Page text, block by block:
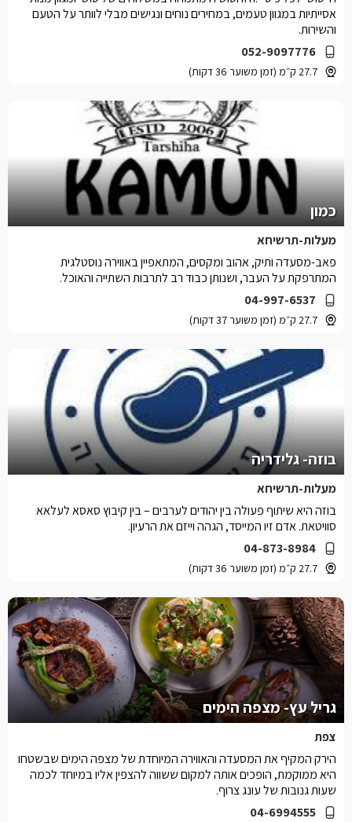
052-9097776
27.7 ק״מ (זמן משוער 36 דקות)
אסייתיות במגוון טעמים, במחירים נוחים ונגישים מבלי לוותר על הטעם
והשירות.
כמון
מעלות-תרשיחא
04-997-6537
27.7 ק״מ (זמן משוער 37 דקות)
פאב-מסעדה ותיק, אהוב ומקסים, המתאפיין באווירה נוסטלגית
המתרפקת על העבר, ושנותן כבוד רב לתרבות השתייה והאוכל.
בוזה- גלידריה
מעלות-תרשיחא
04-873-8984
27.7 ק״מ (זמן משוער 36 דקות)
בוזה היא שיתוף פעולה בין יהודים לערבים – בין קיבוץ סאסא לעלאא
סוויטאת. אדם זיו המייסד, הגהה וייזם את הרעיון.
גריל עץ- מצפה הימים
צפת
04-6994555
הירק המקיף את המסעדה והאווירה המיוחדת של מצפה הימים שבשטחו
היא ממוקמת, הופכים אותה למקום ששווה להצפין אליו במיוחד לכמה
שעות גנובות של עונג צרוף.